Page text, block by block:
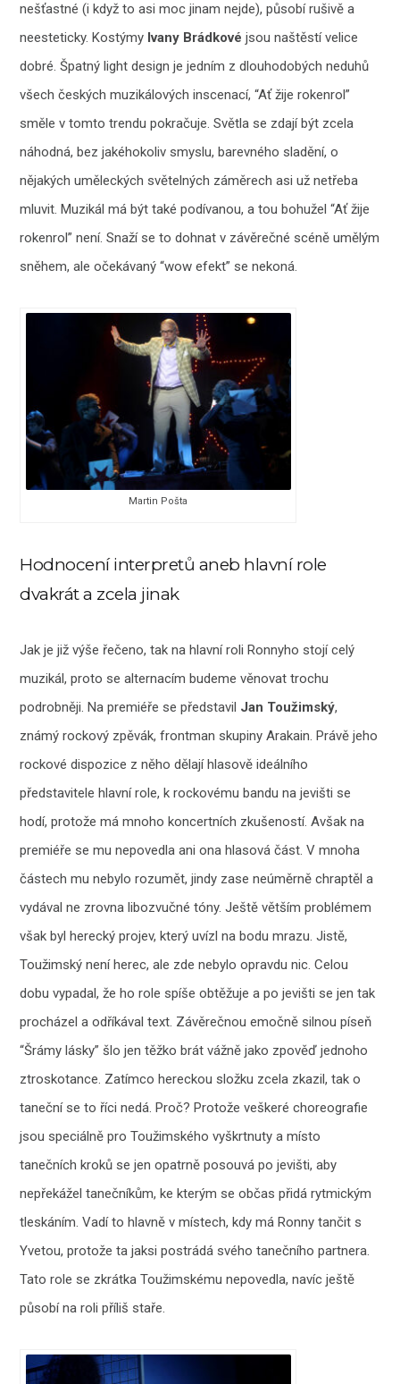
nešťastné (i když to asi moc jinam nejde), působí rušivě a
neesteticky. Kostýmy Ivany Brádkové jsou naštěstí velice
dobré. Špatný light design je jedním z dlouhodobých neduhů
všech českých muzikálových inscenací, “Ať žije rokenrol”
směle v tomto trendu pokračuje. Světla se zdají být zcela
náhodná, bez jakéhokoliv smyslu, barevného sladění, o
nějakých uměleckých světelných záměrech asi už netřeba
mluvit. Muzikál má být také podívanou, a tou bohužel “Ať žije
rokenrol” není. Snaží se to dohnat v závěrečné scéně umělým
sněhem, ale očekávaný “wow efekt” se nekoná.
Martin Pošta
Hodnocení interpretů aneb hlavní role
dvakrát a zcela jinak
Jak je již výše řečeno, tak na hlavní roli Ronnyho stojí celý
muzikál, proto se alternacím budeme věnovat trochu
podrobněji. Na premiéře se představil Jan Toužimský,
známý rockový zpěvák, frontman skupiny Arakain. Právě jeho
rockové dispozice z něho dělají hlasově ideálního
představitele hlavní role, k rockovému bandu na jevišti se
hodí, protože má mnoho koncertních zkušeností. Avšak na
premiéře se mu nepovedla ani ona hlasová část. V mnoha
částech mu nebylo rozumět, jindy zase neúměrně chraptěl a
vydával ne zrovna libozvučné tóny. Ještě větším problémem
však byl herecký projev, který uvízl na bodu mrazu. Jistě,
Toužimský není herec, ale zde nebylo opravdu nic. Celou
dobu vypadal, že ho role spíše obtěžuje a po jevišti se jen tak
procházel a odříkával text. Závěrečnou emočně silnou píseň
“Šrámy lásky” šlo jen těžko brát vážně jako zpověď jednoho
ztroskotance. Zatímco hereckou složku zcela zkazil, tak o
taneční se to říci nedá. Proč? Protože veškeré choreografie
jsou speciálně pro Toužimského vyškrtnuty a místo
tanečních kroků se jen opatrně posouvá po jevišti, aby
nepřekážel tanečníkům, ke kterým se občas přidá rytmickým
tleskáním. Vadí to hlavně v místech, kdy má Ronny tančit s
Yvetou, protože ta jaksi postrádá svého tanečního partnera.
Tato role se zkrátka Toužimskému nepovedla, navíc ještě
působí na roli příliš staře.